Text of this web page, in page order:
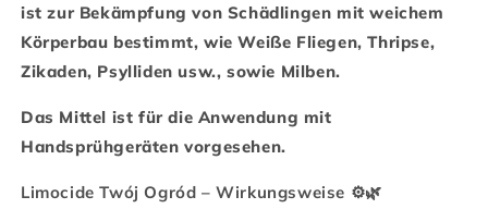
ist zur Bekämpfung von Schädlingen mit weichem
Körperbau bestimmt, wie Weiße Fliegen, Thripse,
Zikaden, Psylliden usw., sowie Milben.
Das Mittel ist für die Anwendung mit
Handsprühgeräten vorgesehen.
Limocide Twój Ogród – Wirkungsweise ⚙️🌿